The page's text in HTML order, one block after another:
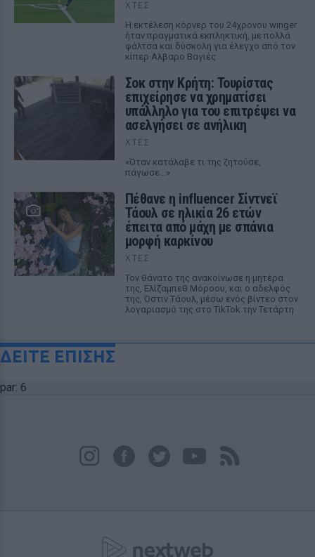
ΧΤΕΣ
Η εκτέλεση κόρνερ του 24χρονου winger
ήταν πραγματικά εκπληκτική, με πολλά
φάλτσα και δύσκολη για έλεγχο από τον
κίπερ Αλβαρο Βαγιές
Σοκ στην Κρήτη: Τουρίστας
επιχείρησε να χρηματίσει
υπάλληλο για του επιτρέψει να
ασελγήσει σε ανήλικη
ΧΤΕΣ
«Όταν κατάλαβε τι της ζητούσε,
πάγωσε...»
Πέθανε η influencer Σίντνεϊ
Τάουλ σε ηλικία 26 ετών
έπειτα από μάχη με σπάνια
μορφή καρκίνου
ΧΤΕΣ
Τον θάνατο της ανακοίνωσε η μητέρα
της, Ελίζαμπεθ Μόροου, και ο αδελφός
της, Όστιν Τάουλ, μέσω ενός βίντεο στον
λογαριασμό της στο TikTok την Τετάρτη
ΔΕΙΤΕ ΕΠΙΣΗΣ
par: 6